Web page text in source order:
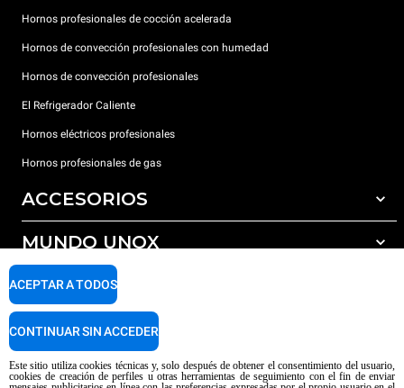
Hornos profesionales de cocción acelerada
Hornos de convección profesionales con humedad
Hornos de convección profesionales
El Refrigerador Caliente
Hornos eléctricos profesionales
Hornos profesionales de gas
ACCESORIOS
Todos los accesorios
Detergentes para lavado automático
Detergentes para lavado manual
Tratamiento de agua con filtros de resina
MUNDO UNOX
Nuestras sedes en el mundo
SOPORTE
Garantía Unox
Este sitio utiliza cookies técnicas y, solo después de obtener el consentimiento del usuario,
cookies de creación de perfiles u otras herramientas de seguimiento con el fin de enviar
ACEPTAR A TODOS
CONTINUAR SIN ACCEDER